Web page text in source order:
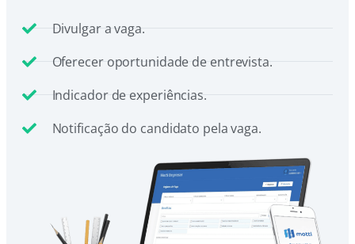
Divulgar a vaga.
Oferecer oportunidade de entrevista.
Indicador de experiências.
Notificação do candidato pela vaga.